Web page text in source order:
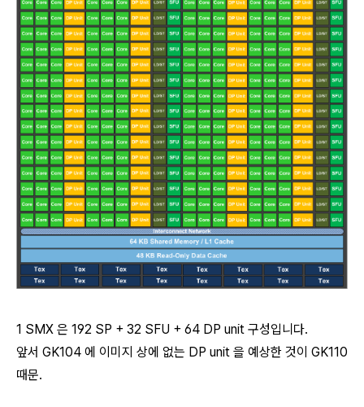
1 SMX 은 192 SP + 32 SFU + 64 DP unit 구성입니다.
앞서 GK104 에 이미지 상에 없는 DP unit 을 예상한 것이 GK110
때문.